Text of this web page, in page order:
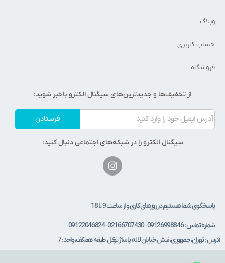
وبلاگ
حساب کاربری
فروشگاه
از تخفیف‌ها و جدیدترین‌های سیگنال الکترو باخبر شوید:
فرستادن
سیگنال الکترو را در شبکه‌های اجتماعی دنبال کنید:
پاسخگوی شما هستیم در روزهای کاری و از ساعت 9 تا 18
شماره تماس : 09126998846 - 02166707430 - 09122046824
آدرس : تهران، جمهوری، نبش خیابان لاله، پاساژ توکل، طبقه همکف، واحد: 7